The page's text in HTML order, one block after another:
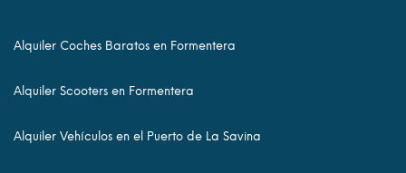
Alquiler Coches Baratos en Formentera
Alquiler Scooters en Formentera
Alquiler Vehículos en el Puerto de La Savina